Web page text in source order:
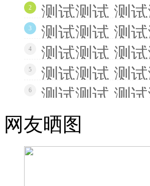
2 测试测试 测
3 测试测试 测
4 测试测试 测
5 测试测试 测
6 测试测试 测
网友晒图